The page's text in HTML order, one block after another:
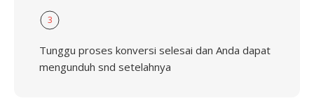
3
Tunggu proses konversi selesai dan Anda dapat
mengunduh snd setelahnya